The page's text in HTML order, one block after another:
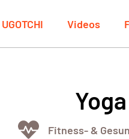
UGOTCHI Videos
Yoga
Fitness- &